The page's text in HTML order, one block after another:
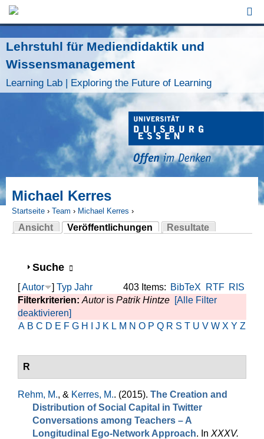
Jump to Navigation
Lehrstuhl für Mediendidaktik und
Wissensmanagement
Learning Lab | Exploring the Future of Learning
Michael Kerres
Sie sind hier
Startseite › Team › Michael Kerres ›
Ansicht
Veröffentlichungen
(aktiver Reiter)
Resultate
Anzeigen
Suche
403 Items: BibTeX RTF RIS
[Autor ] Typ Jahr
Filterkriterien: Autoris Patrik Hintze [Alle Filter
deaktivieren]
A B C D E F G H J K L M N O P Q R S T U V W X Y Z
R
Rehm, M., & Kerres, M.. (2015). The Creation and
Distribution of Social Capital in Twitter
Conversations among Teachers – A
Longitudinal Ego-Network Approach. In XXXV.